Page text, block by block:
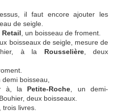
il faut encore ajouter les
de seigle.
, un boisseau de froment.
boisseaux de seigle, mesure de
à la Rousselière, deux
demi boisseau,
à, la Petite-Roche , un demi-
deux boisseaux.
, trois livres.